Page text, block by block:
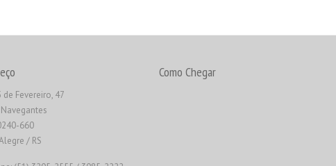
de Fevereiro, 47
660
/ RS
Como Chegar